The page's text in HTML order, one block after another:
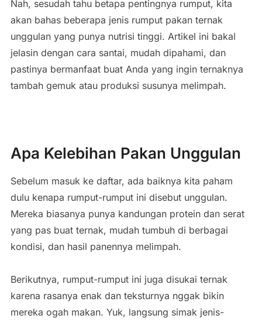
Nah, sesudah tahu betapa pentingnya rumput, kita
akan bahas beberapa jenis rumput pakan ternak
unggulan yang punya nutrisi tinggi. Artikel ini bakal
jelasin dengan cara santai, mudah dipahami, dan
pastinya bermanfaat buat Anda yang ingin ternaknya
tambah gemuk atau produksi susunya melimpah.
Apa Kelebihan Pakan Unggulan
Sebelum masuk ke daftar, ada baiknya kita paham
dulu kenapa rumput-rumput ini disebut unggulan.
Mereka biasanya punya kandungan protein dan serat
yang pas buat ternak, mudah tumbuh di berbagai
kondisi, dan hasil panennya melimpah.
Berikutnya, rumput-rumput ini juga disukai ternak
karena rasanya enak dan teksturnya nggak bikin
mereka ogah makan. Yuk, langsung simak jenis-